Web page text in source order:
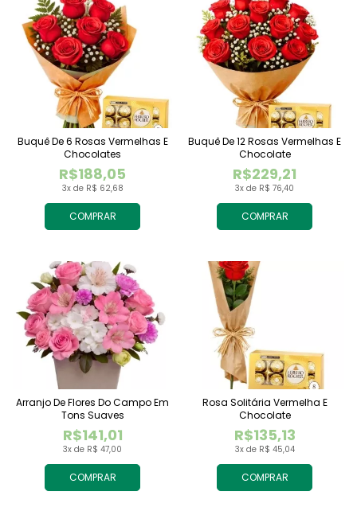
COMPRAR
3x de R$ 62,68
R$188,05
Buquê De 6 Rosas Vermelhas E
Chocolates
COMPRAR
3x de R$ 76,40
R$229,21
Buquê De 12 Rosas Vermelhas E
Chocolate
COMPRAR
3x de R$ 47,00
R$141,01
Arranjo De Flores Do Campo Em
Tons Suaves
COMPRAR
3x de R$ 45,04
R$135,13
Rosa Solitária Vermelha E
Chocolate